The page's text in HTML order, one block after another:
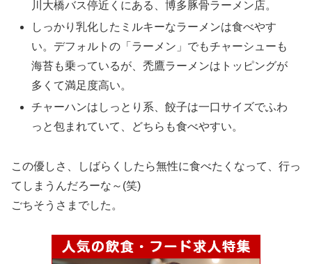
川大橋バス停近くにある、博多豚骨ラーメン店。
しっかり乳化したミルキーなラーメンは食べやす
い。デフォルトの「ラーメン」でもチャーシューも
海苔も乗っているが、禿鷹ラーメンはトッピングが
多くて満足度高い。
チャーハンはしっとり系、餃子は一口サイズでふわ
っと包まれていて、どちらも食べやすい。
この優しさ、しばらくしたら無性に食べたくなって、行っ
てしまうんだろーな～(笑)
ごちそうさまでした。